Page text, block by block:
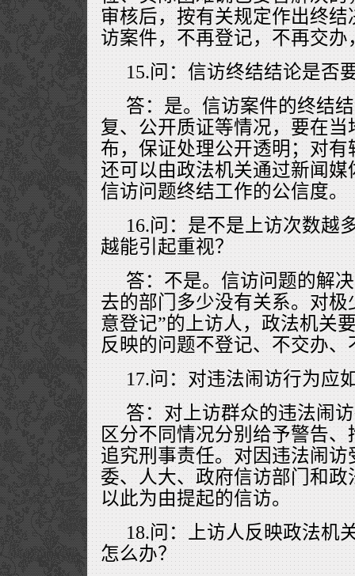
审核后，按有关规定作出终
访案件，不再登记，不再交办
15.问：信访终结结论是否
答：是。信访案件的终结
复、公开质证等情况，要在
布，保证处理公开透明；对
还可以由政法机关通过新闻
信访问题终结工作的公信度。
16.问：是不是上访次数越
越能引起重视？
答：不是。信访问题的解
去的部门多少没有关系。对极
意登记”的上访人，政法机关
反映的问题不登记、不交办、
17.问：对违法闹访行为应
答：对上访群众的违法闹
区分不同情况分别给予警告
追究刑事责任。对因违法闹
委、人大、政府信访部门和
以此为由提起的信访。
18.问：上访人反映政法机
怎么办？